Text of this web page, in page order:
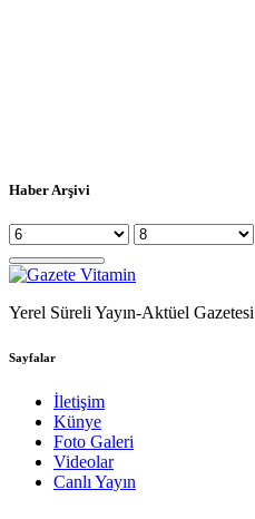
Haber Arşivi
Yerel Süreli Yayın-Aktüel Gazetesi
Sayfalar
İletişim
Künye
Foto Galeri
Videolar
Canlı Yayın